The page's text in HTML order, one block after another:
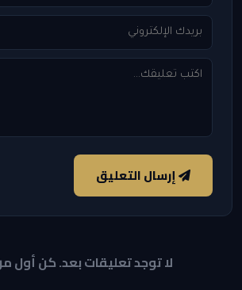
إرسال التعليق
لا توجد تعليقات بعد. كن أول